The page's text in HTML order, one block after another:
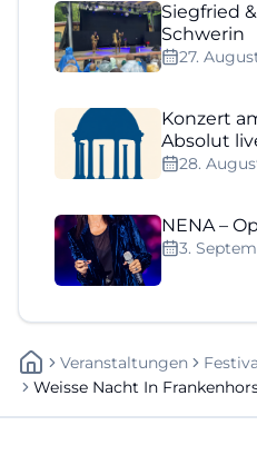
Siegfried
Schwerin
27.
Konzert
Absolut
28.
NENA –
3.
Veranstaltungen
Weisse Nacht In